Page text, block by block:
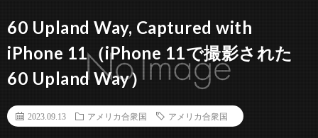
60 Upland Way, Captured with
iPhone 11（iPhone 11で撮影された
60 Upland Way）
2023.09.13 アメリカ合衆国 アメリカ合衆国